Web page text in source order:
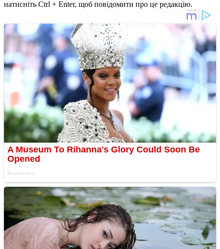
натисніть Ctrl + Enter, щоб повідомити про це редакцію.